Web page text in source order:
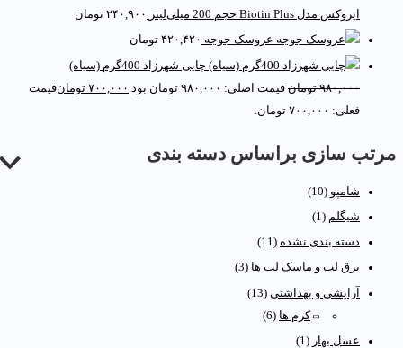
ایروکس مدل Biotin Plus حجم 200 میلی‌لیتر
۲۴۰,۹۰۰ تومان
عروسک جوجه ۴۲۰,۴۲۰ تومان
چایی شهرزاد 400گرم (سیاه)
۹۸۰,۰۰۰ تومان قیمت اصلی: ۹۸۰,۰۰۰ تومان بود. ۷۰۰,۰۰۰ تومانقیمت
فعلی: ۷۰۰,۰۰۰ تومان.
سازی براساس دسته بندی
شامپو (10)
شیگلم (1)
دسته بندی نشده (11)
برق لب و ماسک لب ها (3)
آرایشی و بهداشتی (13)
کرم ها (6)
عسل بهار (1)